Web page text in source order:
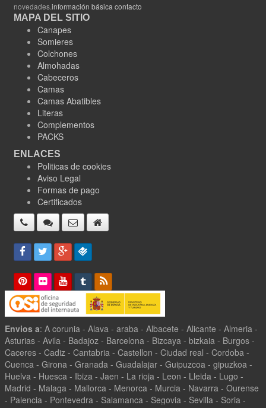
novedades.información básica contacto
MAPA DEL SITIO
Canapes
Somieres
Colchones
Almohadas
Cabeceros
Camas
Camas Abatibles
Literas
Complementos
PACKS
ENLACES
Politicas de cookies
Aviso Legal
Formas de pago
Certificados
Envios a: A corunia - Alava - araba - Albacete - Alicante - Almeria -
Asturias - Avila - Badajoz - Barcelona - Bizcaya - bizkaia - Burgos -
Caceres - Cadiz - Cantabria - Castellon - Ciudad real - Cordoba -
Cuenca - Girona - Granada - Guadalajar - Guipuzcoa - gipuzkoa -
Huelva - Huesca - Ibiza - Jaen - La rioja - Leon - Lleida - Lugo -
Madrid - Malaga - Mallorca - Menorca - Murcia - Navarra - Ourense
- Palencia - Pontevedra - Salamanca - Segovia - Sevilla - Soria -